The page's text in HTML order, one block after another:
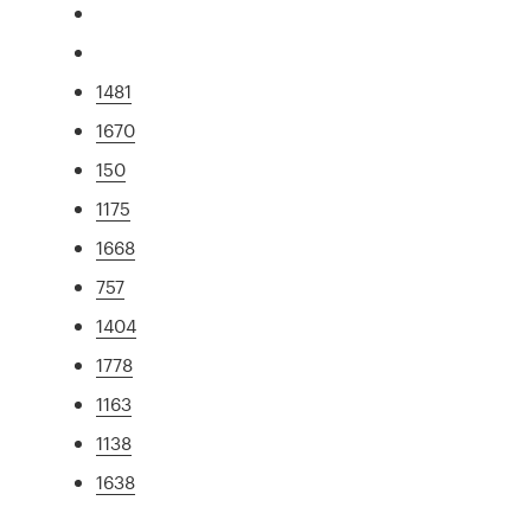
1481
1670
150
1175
1668
757
1404
1778
1163
1138
1638